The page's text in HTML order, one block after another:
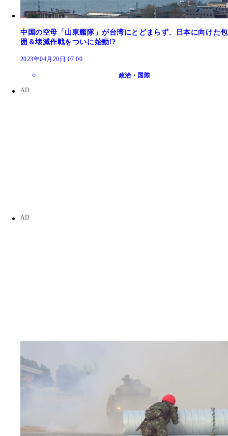
中国の空母「山東艦隊」が台湾にとどまらず、日本に向けた包
囲＆壊滅作戦をついに始動!?
2023年04月20日 07:00
政治・国際